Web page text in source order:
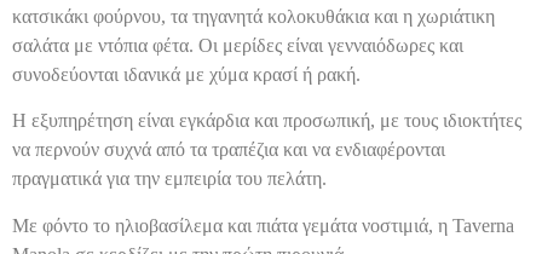
κατσικάκι φούρνου, τα τηγανητά κολοκυθάκια και η χωριάτικη
σαλάτα με ντόπια φέτα. Οι μερίδες είναι γενναιόδωρες και
συνοδεύονται ιδανικά με χύμα κρασί ή ρακή.
Η εξυπηρέτηση είναι εγκάρδια και προσωπική, με τους ιδιοκτήτες
να περνούν συχνά από τα τραπέζια και να ενδιαφέρονται
πραγματικά για την εμπειρία του πελάτη.
Με φόντο το ηλιοβασίλεμα και πιάτα γεμάτα νοστιμιά, η Taverna